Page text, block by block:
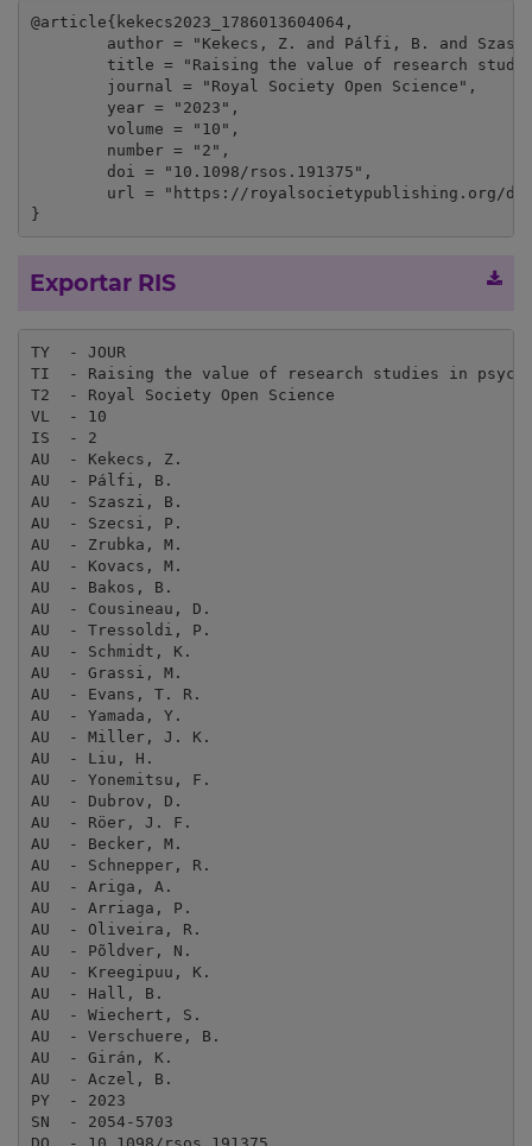
@article{kekecs2023_1786013604064,
}
Exportar RIS
TY  - JOUR
TI  - Raising the value of research studies in
T2  - Royal Society Open Science
VL  - 10
IS  - 2
AU  - Kekecs, Z.
AU  - Pálfi, B.
AU  - Szaszi, B.
AU  - Szecsi, P.
AU  - Zrubka, M.
AU  - Kovacs, M.
AU  - Bakos, B.
AU  - Cousineau, D.
AU  - Tressoldi, P.
AU  - Schmidt, K.
AU  - Grassi, M.
AU  - Evans, T. R.
AU  - Yamada, Y.
AU  - Miller, J. K.
AU  - Liu, H.
AU  - Yonemitsu, F.
AU  - Dubrov, D.
AU  - Röer, J. F.
AU  - Becker, M.
AU  - Schnepper, R.
AU  - Ariga, A.
AU  - Arriaga, P.
AU  - Oliveira, R.
AU  - Põldver, N.
AU  - Kreegipuu, K.
AU  - Hall, B.
AU  - Wiechert, S.
AU  - Verschuere, B.
AU  - Girán, K.
AU  - Aczel, B.
PY  - 2023
SN  - 2054-5703